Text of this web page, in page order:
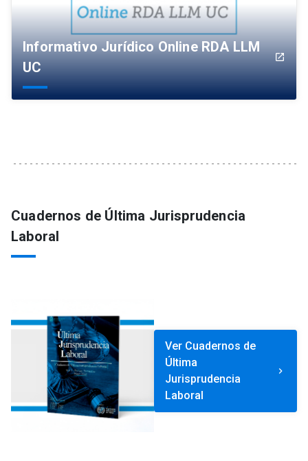
Informativo Jurídico Online RDA LLM
UC
launch
Cuadernos de Última Jurisprudencia
Laboral
Ver Cuadernos de
Última
Jurisprudencia
Laboral
keyboard_arrow_right